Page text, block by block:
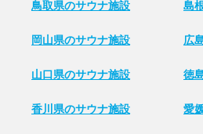
鳥取県のサウナ施設 島
岡山県のサウナ施設 広
山口県のサウナ施設 徳
香川県のサウナ施設 愛